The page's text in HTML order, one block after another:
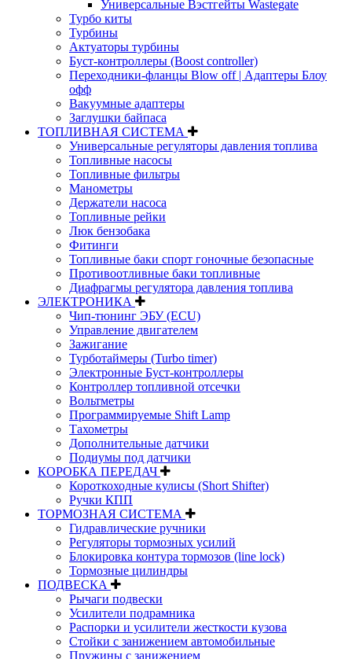
Универсальные Вэстгейты Wastegate
Турбо киты
Турбины
Актуаторы турбины
Буст-контроллеры (Boost controller)
Переходники-фланцы Blow off | Адаптеры Блоу
офф
Вакуумные адаптеры
Заглушки байпаса
ТОПЛИВНАЯ СИСТЕМА
Универсальные регуляторы давления топлива
Топливные насосы
Топливные фильтры
Манометры
Держатели насоса
Топливные рейки
Люк бензобака
Фитинги
Топливные баки спорт гоночные безопасные
Противоотливные баки топливные
Диафрагмы регулятора давления топлива
ЭЛЕКТРОНИКА
Чип-тюнинг ЭБУ (ECU)
Управление двигателем
Зажигание
Турботаймеры (Turbo timer)
Электронные Буст-контроллеры
Контроллер топливной отсечки
Вольтметры
Программируемые Shift Lamp
Тахометры
Дополнительные датчики
Подиумы под датчики
КОРОБКА ПЕРЕДАЧ
Короткоходные кулисы (Short Shifter)
Ручки КПП
ТОРМОЗНАЯ СИСТЕМА
Гидравлические ручники
Регуляторы тормозных усилий
Блокировка контура тормозов (line lock)
Тормозные цилиндры
ПОДВЕСКА
Рычаги подвески
Усилители подрамника
Распорки и усилители жесткости кузова
Стойки с занижением автомобильные
Пружины с занижением